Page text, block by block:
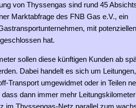
von Thyssengas sind rund 45
Marktabfrage des FNB Gas e.V., ein
mit potenziellen
hat.
sollen diese künftigen Kunden ab
Dabei handelt es sich um
Transport umgewidmet oder in Teilen
dann immer mehr Leitungskilometer